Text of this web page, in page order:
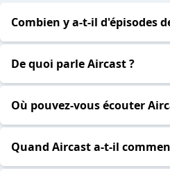
Combien y a-t-il d'épisodes
De quoi parle Aircast ?
Où pouvez-vous écouter
Quand Aircast a-t-il